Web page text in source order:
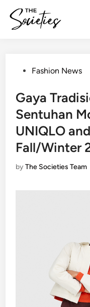
content
PostedFashion News
Gaya
Sentuhan
UNIQLO
Fall/Winter
byThe Societies Team